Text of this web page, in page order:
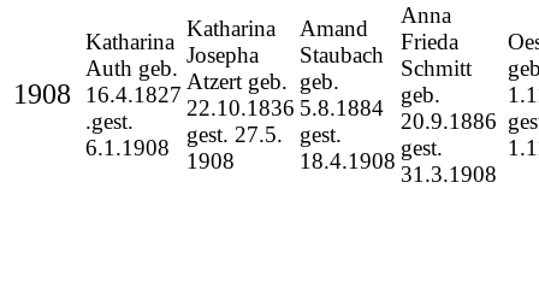
1908
Katharina
Auth geb.
16.4.1827
.gest.
6.1.1908
Katharina
Josepha
Atzert geb.
22.10.1836
gest. 27.5.
1908
Amand
Staubach
geb.
5.8.1884
gest.
18.4.1908
Anna
Frieda
Schmitt
geb.
20.9.1886
gest.
31.3.1908